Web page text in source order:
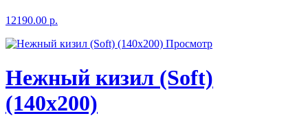
12190.00 р.
Просмотр
Нежный кизил (Soft)
(140x200)